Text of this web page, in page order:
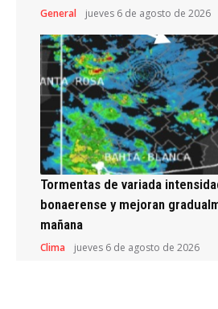
General jueves 6 de agosto de 2026
Tormentas de variada
bonaerense y mejoran
mañana
Clima jueves 6 de agosto de 2026